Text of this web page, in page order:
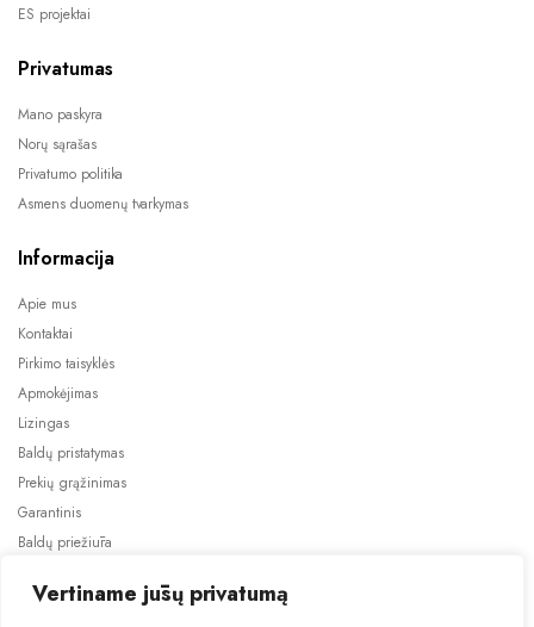
Vertiname jūsų privatumą
ES projektai
Privatumas
Mano paskyra
Norų sąrašas
Privatumo politika
Asmens duomenų tvarkymas
Informacija
Apie mus
Kontaktai
Pirkimo taisyklės
Apmokėjimas
Lizingas
Baldų pristatymas
Prekių grąžinimas
Garantinis
Baldų priežiūra